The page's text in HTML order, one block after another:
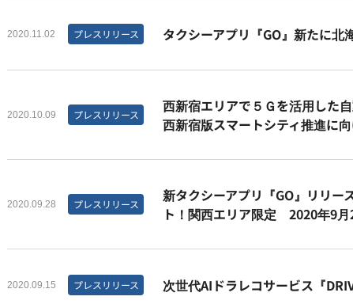
2020.11.02 プレスリリース タクシーアプリ『GO』新たに北
2020.10.09 プレスリリース
西新宿エリアで５Ｇを活用した
西新宿版スマートシティ推進に
2020.09.28 プレスリリース
新タクシーアプリ『GO』リリ
ト！関西エリア限定 2020年9
2020.09.15 プレスリリース 次世代AIドラレコサービス『